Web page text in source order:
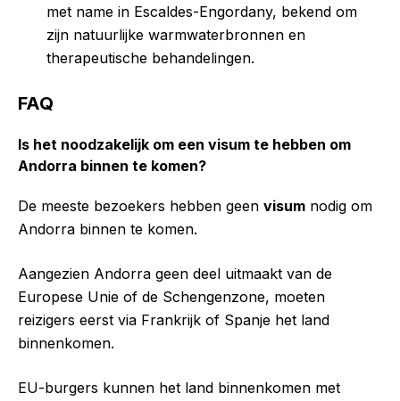
met name in Escaldes-Engordany, bekend om
zijn natuurlijke warmwaterbronnen en
therapeutische behandelingen.
FAQ
Is het noodzakelijk om een visum te hebben om
Andorra binnen te komen?
De meeste bezoekers hebben geen visum nodig om
Andorra binnen te komen.
Aangezien Andorra geen deel uitmaakt van de
Europese Unie of de Schengenzone, moeten
reizigers eerst via Frankrijk of Spanje het land
binnenkomen.
EU-burgers kunnen het land binnenkomen met